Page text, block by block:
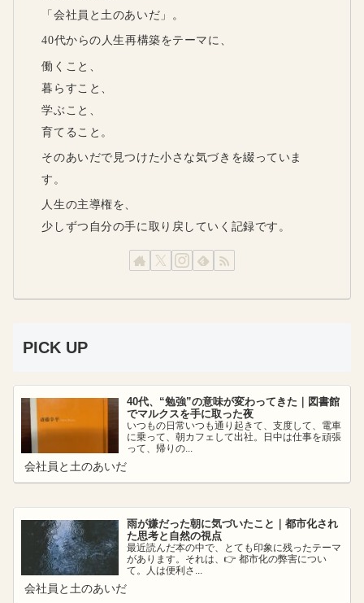
「会社員と土のあいだ」。
40代からの人生再構築をテーマに、
働くこと、
暮らすこと、
学ぶこと、
育てること。
そのあいだで見つけた小さな気づきを綴っていま
す。
人生の主導権を、
少しずつ自分の手に取り戻していく記録です。
PICK UP
40代、“勉強”の意味が変わってきた｜図書館
でマルクスを手に取った夜
いつもの日常いつも通り起きて、支度して、電車
に乗って、朝カフェして出社。日中は仕事を頑張
って、帰りの...
会社員と土のあいだ
雨が嫌だった朝に気づいたこと｜都市化され
た思考と自然の視点
最近読んだ本の中で、とても印象に残ったテーマ
があります。それは、👉 都市化の弊害につい
て。人は便利さ...
会社員と土のあいだ